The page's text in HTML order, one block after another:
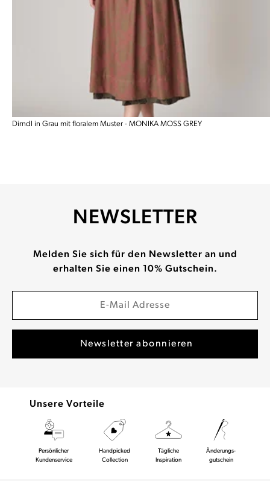
Dirndl in Grau mit floralem Muster - MONIKA MOSS GREY
NEWSLETTER
Melden Sie sich für den Newsletter an und
erhalten Sie einen 10% Gutschein.
Unsere Vorteile
Persönlicher
Kundenservice
Handpicked
Collection
Tägliche
Inspiration
Änderungs-
gutschein